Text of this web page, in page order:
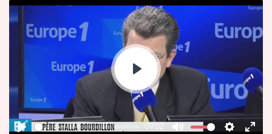
25 décembre 2018
09:02
Play